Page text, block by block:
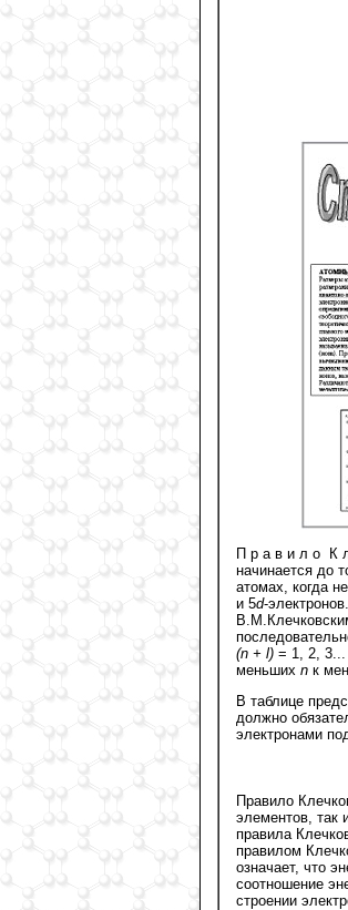
П р а в и л о К л
начинается до
атомах, когда
и 5d-
(n + l) = 1, 2,
меньших n к
В таблице
должно
электронами
Правило
элементов, так
правила
правилом
означает, что
соотношение
строении